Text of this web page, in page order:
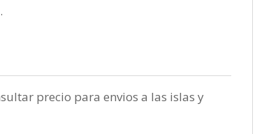
precio para envios a las islas y